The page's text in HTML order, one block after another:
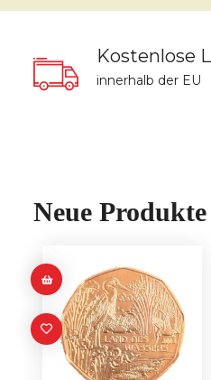
Kostenlose
innerhalb der EU
Neue Produkte